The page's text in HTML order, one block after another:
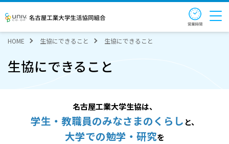
名古屋工業大学生活協同組合
営業時
HOME 生協にできること 生協にできること
生協にできること
名古屋工業大学生協は、
学生・教職員のみなさまのくらし と、
大学での勉学・研究を